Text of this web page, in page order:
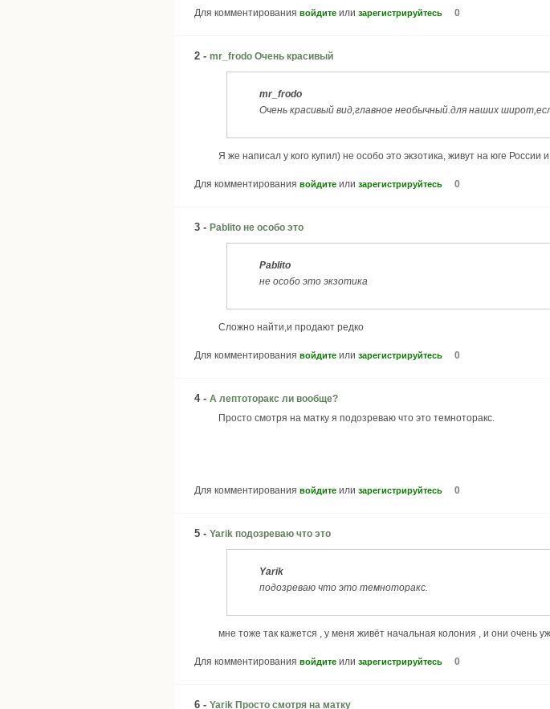
Для комментирования войдите или зарегистрируйтесь 0
2 - mr_frodo Очень красивый
mr_frodo
Очень красивый вид,главное необычный.для наших
Я же написал у кого купил) не особо это экзотика, живут на юге
Для комментирования войдите или зарегистрируйтесь 0
3 - Pablito не особо это
Pablito
не особо это экзотика
Cложно найти,и продают редко
Для комментирования войдите или зарегистрируйтесь 0
4 - А лептоторакс ли вообще?
Просто смотря на матку я подозреваю что это темноторакс.
Для комментирования войдите или зарегистрируйтесь 0
5 - Yarik подозреваю что это
Yarik
подозреваю что это темноторакс.
мне тоже так кажется , у меня живёт начальная колония , и они очень
Для комментирования войдите или зарегистрируйтесь 0
6 - Yarik Просто смотря на матку